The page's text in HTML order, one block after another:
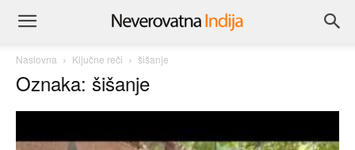
Naslovna Ključne reči šišanje
Oznaka: šišanje